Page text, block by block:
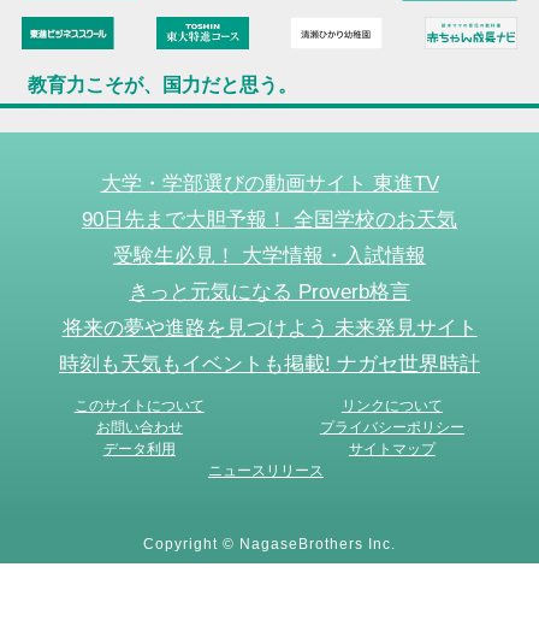
教育力こそが、国力だと思う。
大学・学部選びの動画サイト 東進TV
90日先まで大胆予報！ 全国学校のお天気
受験生必見！ 大学情報・入試情報
きっと元気になる Proverb格言
将来の夢や進路を見つけよう 未来発見サイト
時刻も天気もイベントも掲載! ナガセ世界時計
このサイトについて
リンクについて
お問い合わせ
プライバシーポリシー
データ利用
サイトマップ
ニュースリリース
Copyright © NagaseBrothers Inc.